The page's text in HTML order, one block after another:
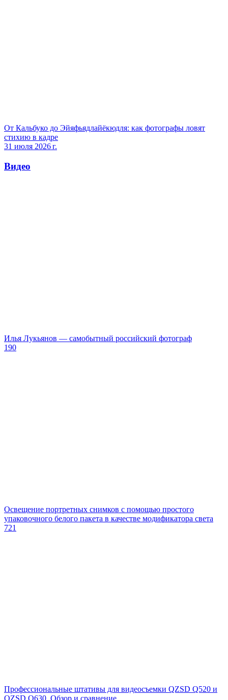
От Кальбуко до Эйяфьядлайёкюдля: как фотографы ловят
стихию в кадре
31 июля 2026 г.
Видео
​Илья Лукьянов — самобытный российский фотограф
190
Освещение портретных снимков с помощью простого
упаковочного белого пакета в качестве модификатора света
721
Профессиональные штативы для видеосъемки QZSD Q520 и